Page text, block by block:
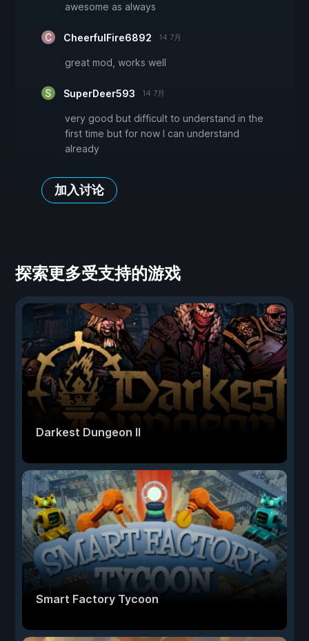
awesome as always
CheerfulFire6892 14 7月
great mod, works well
SuperDeer593 14 7月
very good but difficult to understand in the
first time but for now I can understand
already
加入讨论
探索更多受支持的游戏
Darkest Dungeon II
Smart Factory Tycoon